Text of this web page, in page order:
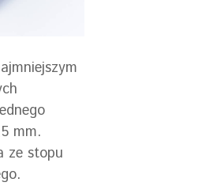
mm.
ze stopu